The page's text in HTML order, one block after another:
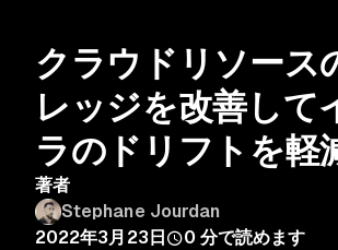
クラウドリソース
レッジを改善して
ラのドリフトを軽
著者
Stephane Jourdan
2022年3月23日
0 分で読めます